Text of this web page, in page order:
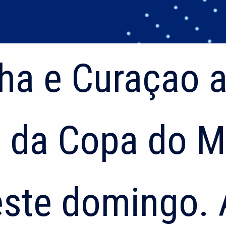
e Curaçao
da Copa do
domingo.
e Curaçao
da Copa do
domingo.